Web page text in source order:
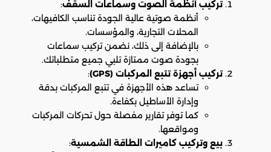
تركيب أنظمة الصوت وسماعات السقف:
أنظمة صوتية عالية الجودة تناسب الكافيهات،
المحلات التجارية، والمؤسسات.
بالإضافة إلى ذلك، نضمن تركيب سماعات
بجودة صوت ممتازة تلبي جميع متطلباتك.
تركيب أجهزة تتبع المركبات (GPS)
:
تساعد هذه الأجهزة في تتبع المركبات بدقة
وإدارة الأساطيل بكفاءة.
كما توفر تقارير مفصلة حول تحركات المركبات
ومواقعها.
بيع وتركيب كاميرات الطاقة الشمسية: